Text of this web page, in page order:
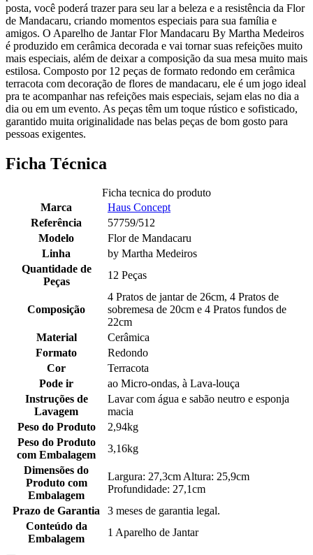
posta, você poderá trazer para seu lar a beleza e a resistência da Flor
de Mandacaru, criando momentos especiais para sua família e
amigos. O Aparelho de Jantar Flor Mandacaru By Martha Medeiros
é produzido em cerâmica decorada e vai tornar suas refeições muito
mais especiais, além de deixar a composição da sua mesa muito mais
estilosa. Composto por 12 peças de formato redondo em cerâmica
terracota com decoração de flores de mandacaru, ele é um jogo ideal
pra te acompanhar nas refeições mais especiais, sejam elas no dia a
dia ou em um evento. As peças têm um toque rústico e sofisticado,
garantido muita originalidade nas belas peças de bom gosto para
pessoas exigentes.
Ficha Técnica
Ficha tecnica do produto
Marca
Haus Concept
Referência
57759/512
Modelo
Flor de Mandacaru
Linha
by Martha Medeiros
Quantidade de
Peças
12 Peças
Composição
4 Pratos de jantar de 26cm, 4 Pratos de
sobremesa de 20cm e 4 Pratos fundos de
22cm
Material
Cerâmica
Formato
Redondo
Cor
Terracota
Pode ir
ao Micro-ondas, à Lava-louça
Instruções de
Lavagem
Lavar com água e sabão neutro e esponja
macia
Peso do Produto
2,94kg
Peso do Produto
com Embalagem
3,16kg
Dimensões do
Produto com
Embalagem
Largura: 27,3cm Altura: 25,9cm
Profundidade: 27,1cm
Prazo de Garantia
3 meses de garantia legal.
Conteúdo da
Embalagem
1 Aparelho de Jantar